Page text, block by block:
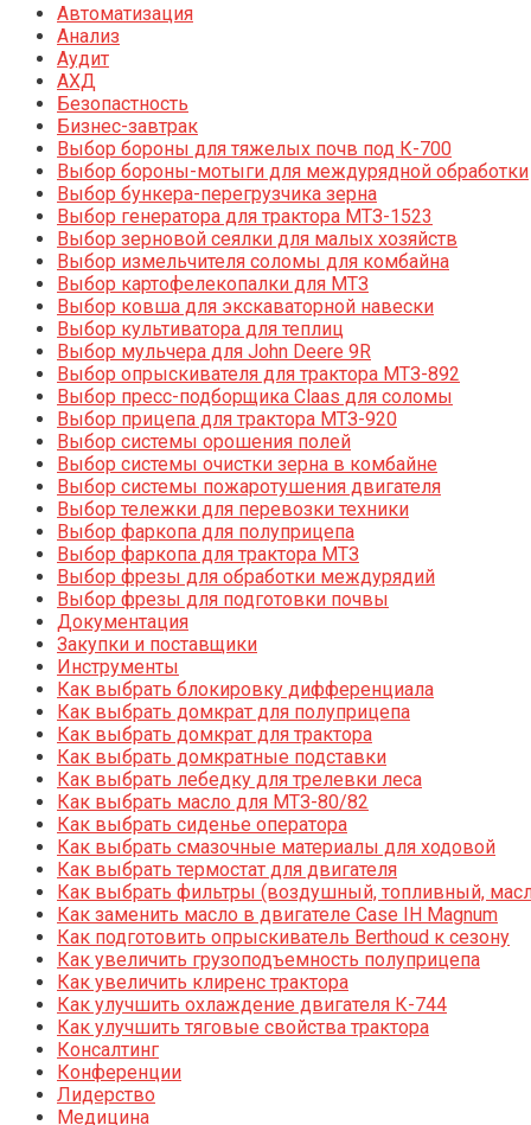
Автоматизация
Анализ
Аудит
АХД
Безопастность
Бизнес-завтрак
Выбор бороны для тяжелых почв под К-700
Выбор бороны-мотыги для междурядной обработки
Выбор бункера-перегрузчика зерна
Выбор генератора для трактора МТЗ-1523
Выбор зерновой сеялки для малых хозяйств
Выбор измельчителя соломы для комбайна
Выбор картофелекопалки для МТЗ
Выбор ковша для экскаваторной навески
Выбор культиватора для теплиц
Выбор мульчера для John Deere 9R
Выбор опрыскивателя для трактора МТЗ-892
Выбор пресс-подборщика Claas для соломы
Выбор прицепа для трактора МТЗ-920
Выбор системы орошения полей
Выбор системы очистки зерна в комбайне
Выбор системы пожаротушения двигателя
Выбор тележки для перевозки техники
Выбор фаркопа для полуприцепа
Выбор фаркопа для трактора МТЗ
Выбор фрезы для обработки междурядий
Выбор фрезы для подготовки почвы
Документация
Закупки и поставщики
Инструменты
Как выбрать блокировку дифференциала
Как выбрать домкрат для полуприцепа
Как выбрать домкрат для трактора
Как выбрать домкратные подставки
Как выбрать лебедку для трелевки леса
Как выбрать масло для МТЗ-80/82
Как выбрать сиденье оператора
Как выбрать смазочные материалы для ходовой
Как выбрать термостат для двигателя
Как выбрать фильтры (воздушный, топливный,
Как заменить масло в двигателе Case IH Magnum
Как подготовить опрыскиватель Berthoud к сезону
Как увеличить грузоподъемность полуприцепа
Как увеличить клиренс трактора
Как улучшить охлаждение двигателя К-744
Как улучшить тяговые свойства трактора
Консалтинг
Конференции
Лидерство
Медицина